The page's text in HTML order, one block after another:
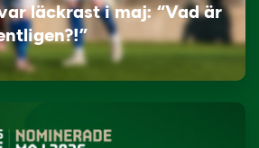
läckrast i maj: “Vad är